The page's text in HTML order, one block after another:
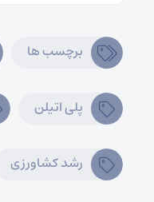
برچسب ها
پلی اتیلن
رشد کشاورزی